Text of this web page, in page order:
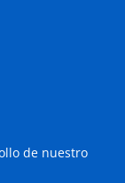
de nuestro